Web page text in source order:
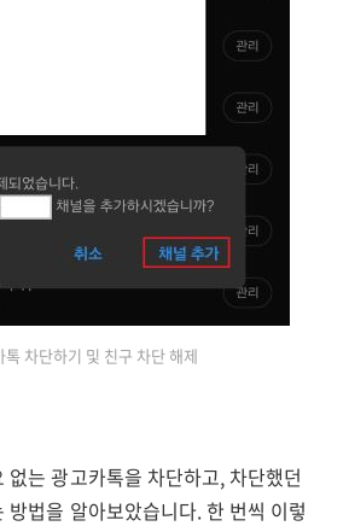
톡 차단하기 및 친구 차단 해제
없는 광고카톡을 차단하고, 차단했던
방법을 알아보았습니다. 한 번씩 이렇